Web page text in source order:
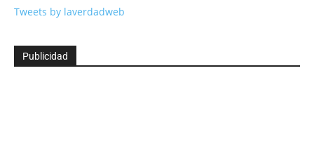
Tweets by laverdadweb
Publicidad